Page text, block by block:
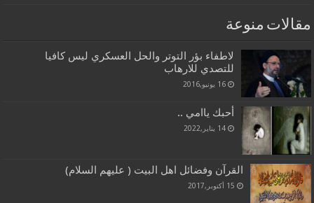
مقالات منوعة
لاطفاء بؤر التوتر والحل العسكري ليس كافيا
للتصدي للارهاب
16 يونيو,2016
أحبك ياامي ..
14 يناير,2022
القرآن وفضائل اهل البيت ( عليهم السلام)
15 أكتوبر,2017